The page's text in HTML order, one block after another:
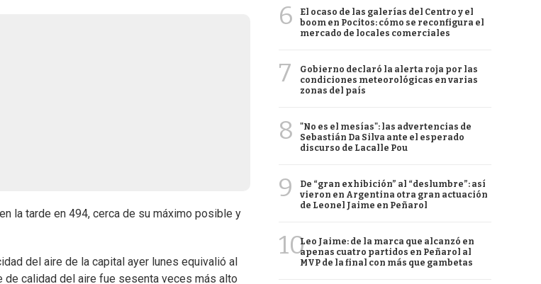
la tarde en 494, cerca de su máximo posible y
del aire de la capital ayer lunes equivalió al
de calidad del aire fue sesenta veces más alto
6
El ocaso de las galerías del Centro y el
boom en Pocitos: cómo se reconfigura el
mercado de locales comerciales
7
Gobierno declaró la alerta roja por las
condiciones meteorológicas en varias
zonas del país
8
"No es el mesías": las advertencias de
Sebastián Da Silva ante el esperado
discurso de Lacalle Pou
9
De “gran exhibición” al “deslumbre”: así
vieron en Argentina otra gran actuación
de Leonel Jaime en Peñarol
10Leo Jaime: de la marca que alcanzó en
apenas cuatro partidos en Peñarol al
MVP de la final con más que gambetas